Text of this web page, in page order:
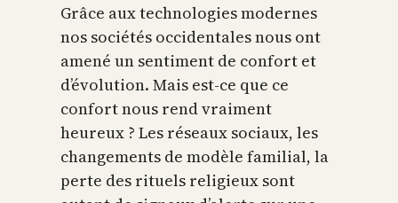
Grâce aux technologies modernes
nos sociétés occidentales nous ont
amené un sentiment de confort et
d’évolution. Mais est-ce que ce
confort nous rend vraiment
heureux ? Les réseaux sociaux, les
changements de modèle familial, la
perte des rituels religieux sont